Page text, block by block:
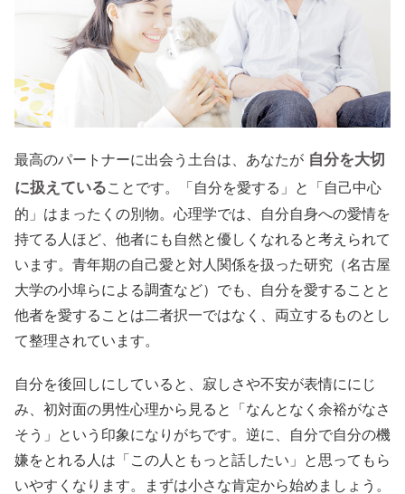
最高のパートナーに出会う土台は、あなたが 自分を大切
に扱えていることです。「自分を愛する」と「自己中心
的」はまったくの別物。心理学では、自分自身への愛情を
持てる人ほど、他者にも自然と優しくなれると考えられて
います。青年期の自己愛と対人関係を扱った研究（名古屋
大学の小埠らによる調査など）でも、自分を愛することと
他者を愛することは二者択一ではなく、両立するものとし
て整理されています。
自分を後回しにしていると、寂しさや不安が表情ににじ
み、初対面の男性心理から見ると「なんとなく余裕がなさ
そう」という印象になりがちです。逆に、自分で自分の機
嫌をとれる人は「この人ともっと話したい」と思ってもら
いやすくなります。まずは小さな肯定から始めましょう。